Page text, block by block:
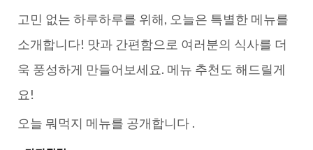
고민 없는 하루하루를 위해, 오늘은 특별한 메뉴를
소개합니다! 맛과 간편함으로 여러분의 식사를 더
욱 풍성하게 만들어보세요. 메뉴 추천도 해드릴게
요!
오늘 뭐먹지 메뉴를 공개합니다 .